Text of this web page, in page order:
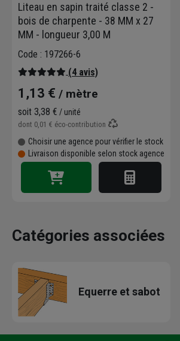
Liteau en sapin traité classe 2 -
bois de charpente - 38 MM x 27
MM - longueur 3,00 M
Code : 197266-6
(4 avis)
1,13 € / mètre
soit 3,38 € / unité
dont 0,01 € éco-contribution
Choisir une agence pour vérifier le stock
Livraison disponible selon stock agence
Catégories associées
Equerre et sabot